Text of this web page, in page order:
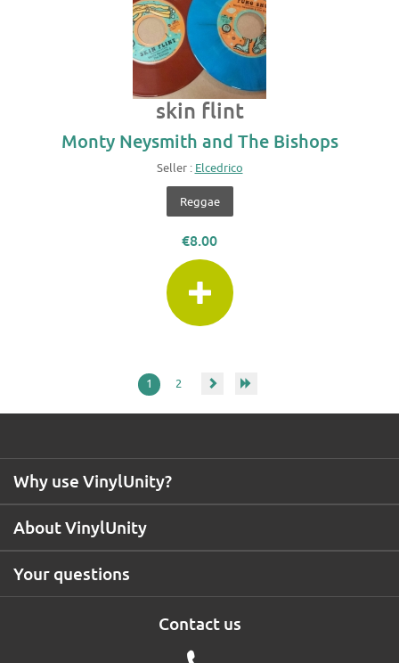
skin flint
Monty Neysmith and The Bishops
Seller : Elcedrico
Reggae
€8.00
1 2
Contact us
About VinylUnity
Why use VinylUnity?
Your questions